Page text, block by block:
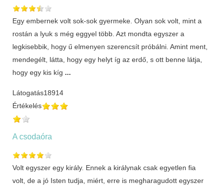
Egy embernek volt sok-sok gyermeke. Olyan sok volt, mint a
rostán a lyuk s még eggyel több. Azt mondta egyszer a
legkisebbik, hogy ű elmenyen szerencsít próbálni. Amint ment,
mendegélt, látta, hogy egy helyt íg az erdő, s ott benne látja,
hogy egy kis kíg ...
Látogatás18914
Értékelés
A csodaóra
Volt egyszer egy király. Ennek a királynak csak egyetlen fia
volt, de a jó Isten tudja, miért, erre is megharagudott egyszer